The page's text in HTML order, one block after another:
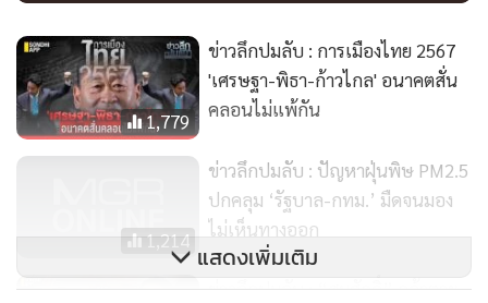
หรือแม้แต่พรรคก้าวไกลเองก็ยังวางตัวไม่ถูกกับการเป็นพรรค
แกนนำฝ่ายค้าน กล่าวคือ พรรคก้าวไกลกำลังอยู่บนทางแยก
ว่าการค้านนโยบายแก้ไขปัญหาปากท้องของรัฐบาล จะทำให้
พรรคก้าวไกลเสียคะแนนหรือไม่ ซึ่งแสดงให้เห็นผ่านท่าทีของ
แกนนำพรรคก้าวไกลหลายคนที่มองว่าพรรคก้าวไกลจะเสนอ
เรื่องให้ศาลรัฐธรรมนูญวินิจฉัยกฎหมายกู้เงิน 5 แสนล้านบาทใน
โครงการเงินดิจิทัล
1,779
ข่าวลึกปมลับ : การเมืองไทย 2567
'เศรษฐา-พิธา-ก้าวไกล' อนาคตสั่น
คลอนไม่แพ้กัน
1,214
ข่าวลึกปมลับ : ปัญหาฝุ่นพิษ PM2.5
ปกคลุม ‘รัฐบาล-กทม.’ มืดจนมอง
ไม่เห็นทางออก
ข่าวลึกปมลับ : “สมศักดิ์” กล้าตาย
แสดงเพิ่มเติม